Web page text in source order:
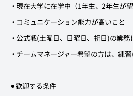
・現在大学に在学中（1年生、2年生が望
・コミュニケーション能力が高いこと
・公式戦(土曜日、日曜日、祝日)の業務
・チームマネージャー希望の方は、練習
⚫︎歓迎する条件